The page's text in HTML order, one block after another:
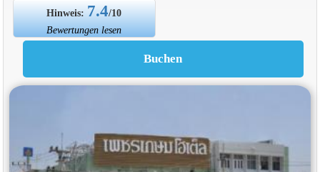
Hinweis: 7.4/10
Bewertungen lesen